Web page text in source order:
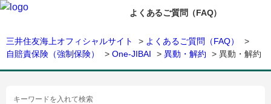
よくあるご質問（FAQ）
三井住友海上オフィシャルサイト > よくあるご質問（FAQ）
>
自賠責保険（強制保険）
> One-JIBAI > 異動・解約 > 異動・解約
キーワードを入れて検索